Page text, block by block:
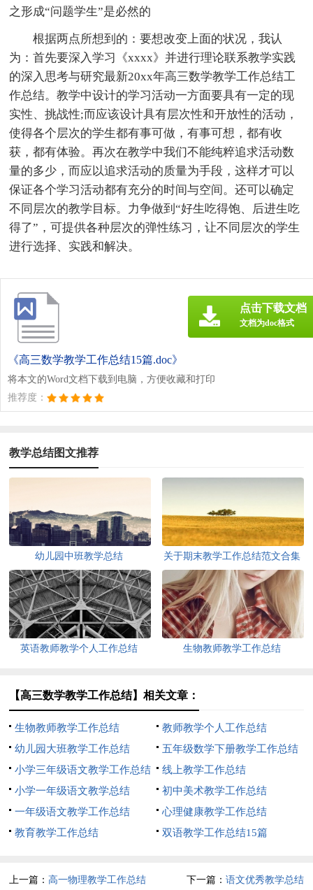
之形成“问题学生”是必然的
根据两点所想到的：要想改变上面的状况，我认
为：首先要深入学习《xxxx》并进行理论联系教学实践
的深入思考与研究最新20xx年高三数学教学工作总结工
作总结。教学中设计的学习活动一方面要具有一定的现
实性、挑战性;而应该设计具有层次性和开放性的活动，
使得各个层次的学生都有事可做，有事可想，都有收
获，都有体验。再次在教学中我们不能纯粹追求活动数
量的多少，而应以追求活动的质量为手段，这样才可以
保证各个学习活动都有充分的时间与空间。还可以确定
不同层次的教学目标。力争做到“好生吃得饱、后进生吃
得了”，可提供各种层次的弹性练习，让不同层次的学生
进行选择、实践和解决。
《高三数学教学工作总结15篇.doc》
将本文的Word文档下载到电脑，方便收藏和打印
推荐度：
点击下载文档
文档为doc格式
教学总结图文推荐
幼儿园中班教学总结
关于期末教学工作总结范文合集
七篇
英语教师教学个人工作总结 生物教师教学工作总结
【高三数学教学工作总结】相关文章：
生物教师教学工作总结
教师教学个人工作总结
幼儿园大班教学工作总结
五年级数学下册教学工作总结
小学三年级语文教学工作总结
线上教学工作总结
小学一年级语文教学总结
初中美术教学工作总结
一年级语文教学工作总结
心理健康教学工作总结
教育教学工作总结
双语教学工作总结15篇
上一篇：高一物理教学工作总结 下一篇： 语文优秀教学总结